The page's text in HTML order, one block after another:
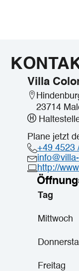
Villa
23714
Plane jetzt
+49 4523
http://
Tag
Mittwoch
Freitag